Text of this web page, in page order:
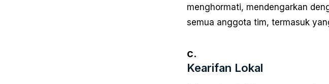
menghormati, mendengarkan
semua anggota tim, termasuk
c.
Kearifan Lokal